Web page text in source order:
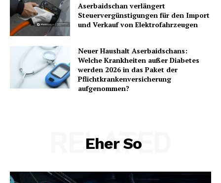
Aserbaidschan verlängert
Steuervergünstigungen für den Import
und Verkauf von Elektrofahrzeugen
Neuer Haushalt Aserbaidschans:
Welche Krankheiten außer Diabetes
werden 2026 in das Paket der
Pflichtkrankenversicherung
aufgenommen?
Eher So
RELATED